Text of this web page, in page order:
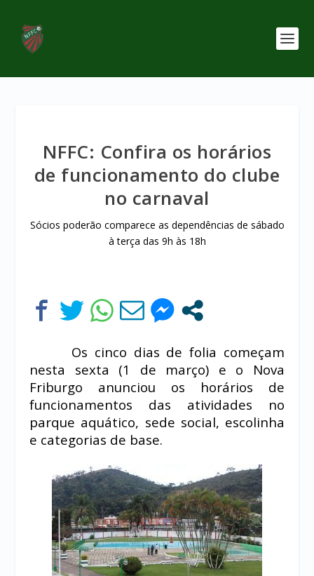
NFFC: Confira os horários
de funcionamento do clube
no carnaval
Sócios poderão comparece as dependências de sábado
à terça das 9h às 18h
Os cinco dias de folia começam
nesta sexta (1 de março) e o Nova
Friburgo anunciou os horários de
funcionamentos das atividades no
parque aquático, sede social, escolinha
e categorias de base.